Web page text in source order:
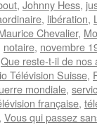
, Johnny Hess,
, libération,
Chevalier,
notaire, novembre
Que reste-t-il de nos
Télévision Suisse,
mondiale,
française,
, Vous qui passez